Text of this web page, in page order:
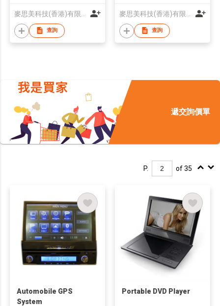
查詢 查詢
遞交詢價單
P. of 35
Automobile GPS
System
Portable DVD Player